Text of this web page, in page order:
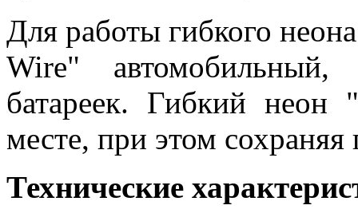
Для работы гибкого
Wire"
батареек. Гибкий
месте, при этом
Технические